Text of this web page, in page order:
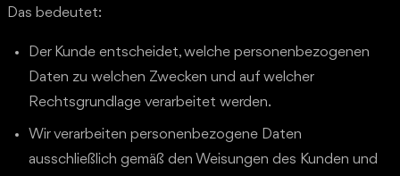
Das bedeutet:
Der Kunde entscheidet, welche personenbezogenen
Daten zu welchen Zwecken und auf welcher
Rechtsgrundlage verarbeitet werden.
Wir verarbeiten personenbezogene Daten
ausschließlich gemäß den Weisungen des Kunden und